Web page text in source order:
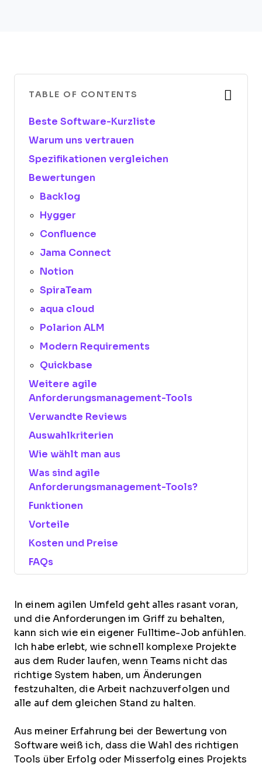
TABLE OF CONTENTS
Beste Software-Kurzliste
Warum uns vertrauen
Spezifikationen vergleichen
Bewertungen
Backlog
Hygger
Confluence
Jama Connect
Notion
SpiraTeam
aqua cloud
Polarion ALM
Modern Requirements
Quickbase
Weitere agile
Anforderungsmanagement-Tools
Verwandte Reviews
Auswahlkriterien
Wie wählt man aus
Was sind agile
Anforderungsmanagement-Tools?
Funktionen
Vorteile
Kosten und Preise
FAQs
In einem agilen Umfeld geht alles rasant voran,
und die Anforderungen im Griff zu behalten,
kann sich wie ein eigener Fulltime-Job anfühlen.
Ich habe erlebt, wie schnell komplexe Projekte
aus dem Ruder laufen, wenn Teams nicht das
richtige System haben, um Änderungen
festzuhalten, die Arbeit nachzuverfolgen und
alle auf dem gleichen Stand zu halten.
Aus meiner Erfahrung bei der Bewertung von
Software weiß ich, dass die Wahl des richtigen
Tools über Erfolg oder Misserfolg eines Projekts